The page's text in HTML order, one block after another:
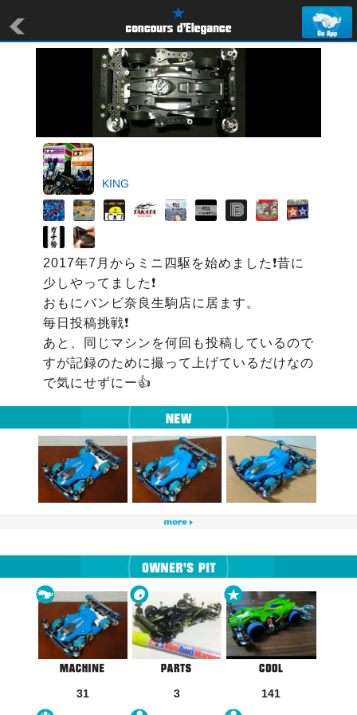
KING
2017年7月からミニ四駆を始めました❗昔に
少しやってました❗
おもにバンビ奈良生駒店に居ます。
毎日投稿挑戦❗
あと、同じマシンを何回も投稿しているので
すが記録のために撮って上げているだけなの
で気にせずにー👍
31 3 141